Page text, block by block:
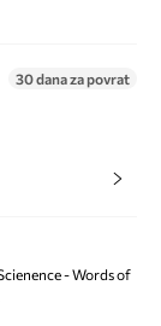
30 dana za povrat
- Words of